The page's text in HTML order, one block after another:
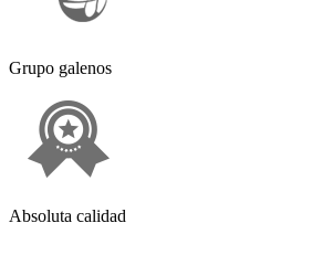
Grupo galenos
Absoluta calidad